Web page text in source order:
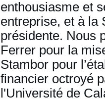
enthousiasme et
entreprise, et à la
présidente. Nous
Ferrer pour la
Stambor pour
financier octroyé
l'Université de